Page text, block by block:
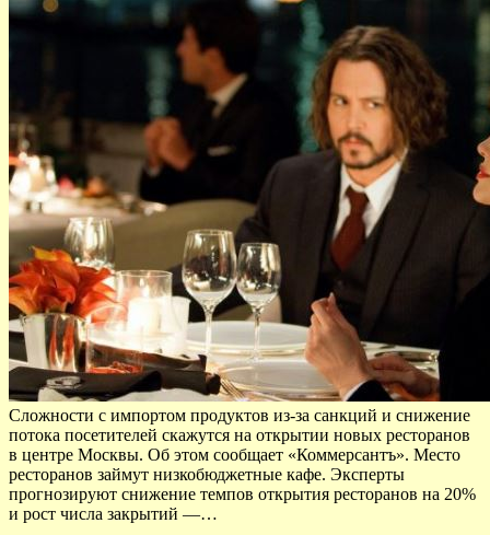
Сложности с импортом продуктов из-за санкций и снижение
потока посетителей скажутся на открытии новых ресторанов
в центре Москвы. Об этом сообщает «Коммерсантъ». Место
ресторанов займут низкобюджетные кафе. Эксперты
прогнозируют снижение темпов открытия ресторанов на 20%
и рост числа закрытий —…